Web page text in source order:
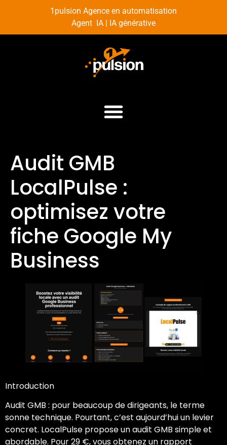
1pulsion Agence en automatisation
Agent IA | IA générative
Audit GMB
LocalPulse :
optimisez votre
fiche Google My
Business
Introduction
Audit GMB : pour beaucoup de dirigeants, le terme
sonne technique. Pourtant, c’est aujourd’hui un levier
concret. LocalPulse propose un audit GMB simple et
abordable. Pour 29 €, vous obtenez un rapport